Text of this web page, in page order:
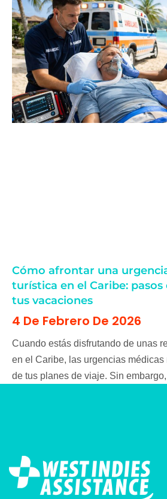
Cómo afrontar una
turística en el Caribe: pasos
tus vacaciones
4 De Febrero De 2026
Cuando estás disfrutando de unas
en el Caribe, las urgencias médicas
de tus planes de viaje. Sin